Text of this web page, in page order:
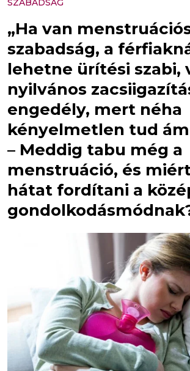
SZABADSÁG
„Ha van
szabadság, a
lehetne ürítési szabi,
nyilvános
engedély, mert néha
kényelmetlen tud
– Meddig tabu még a
menstruáció, és
hátat fordítani a